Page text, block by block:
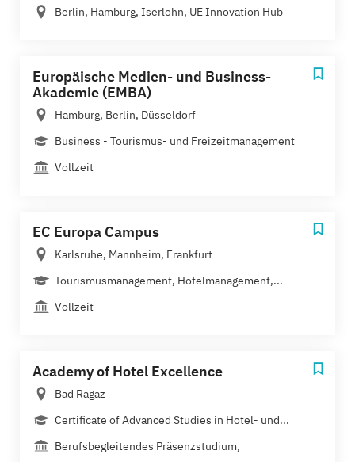
Berlin, Hamburg, Iserlohn, UE Innovation Hub
Europäische Medien- und Business-
Akademie (EMBA)
Hamburg, Berlin, Düsseldorf
Business - Tourismus- und Freizeitmanagement
Vollzeit
EC Europa Campus
Karlsruhe, Mannheim, Frankfurt
Tourismusmanagement, Hotelmanagement,...
Vollzeit
Academy of Hotel Excellence
Bad Ragaz
Certificate of Advanced Studies in Hotel- und...
Berufsbegleitendes Präsenzstudium,